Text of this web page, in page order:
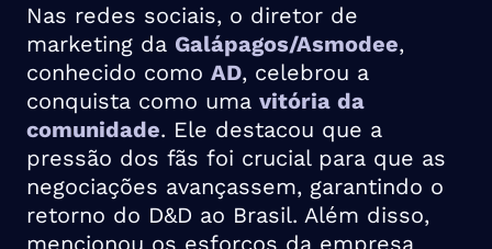
Nas redes sociais, o diretor de
marketing da Galápagos/Asmodee,
conhecido como AD, celebrou a
conquista como uma vitória da
comunidade. Ele destacou que a
pressão dos fãs foi crucial para que as
negociações avançassem, garantindo o
retorno do D&D ao Brasil. Além disso,
mencionou os esforços da empresa